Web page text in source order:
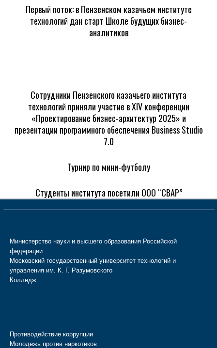
Первый поток: в Пензенском казачьем институте
технологий дан старт Школе будущих бизнес-
аналитиков
Сотрудники Пензенского казачьего института
технологий приняли участие в XIV конференции
«Проектирование бизнес-архитектур 2025» и
презентации программного обеспечения Business Studio
7.0
Турнир по мини-футболу
Студенты института посетили ООО “СВАР”
Министерство науки и высшего образования Российской
федерации
Московский государственный университет технологий и
управления им. К. Г. Разумовского
Колледж
Противодействие коррупции
Молодежь против наркотиков